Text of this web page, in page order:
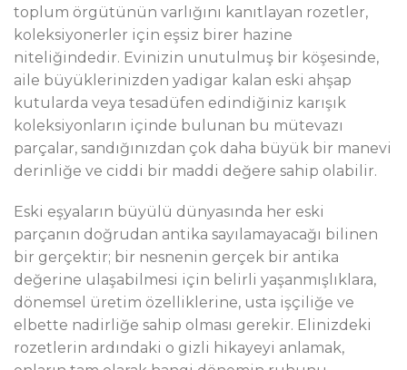
toplum örgütünün varlığını kanıtlayan rozetler,
koleksiyonerler için eşsiz birer hazine
niteliğindedir. Evinizin unutulmuş bir köşesinde,
aile büyüklerinizden yadigar kalan eski ahşap
kutularda veya tesadüfen edindiğiniz karışık
koleksiyonların içinde bulunan bu mütevazı
parçalar, sandığınızdan çok daha büyük bir manevi
derinliğe ve ciddi bir maddi değere sahip olabilir.
Eski eşyaların büyülü dünyasında her eski
parçanın doğrudan antika sayılamayacağı bilinen
bir gerçektir; bir nesnenin gerçek bir antika
değerine ulaşabilmesi için belirli yaşanmışlıklara,
dönemsel üretim özelliklerine, usta işçiliğe ve
elbette nadirliğe sahip olması gerekir. Elinizdeki
rozetlerin ardındaki o gizli hikayeyi anlamak,